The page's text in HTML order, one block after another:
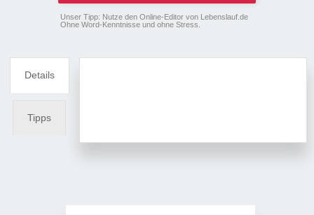
Unser Tipp: Nutze den Online-Editor von Lebenslauf.de
Ohne Word-Kenntnisse und ohne Stress.
Details
Tipps